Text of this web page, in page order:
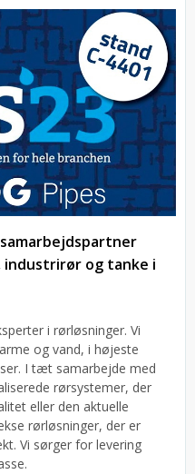
og tanke i
i rørløsninger. Vi
og vand, i højeste
I tæt samarbejde med
rørsystemer, der
eller den aktuelle
rørløsninger, der er
Vi sørger for levering